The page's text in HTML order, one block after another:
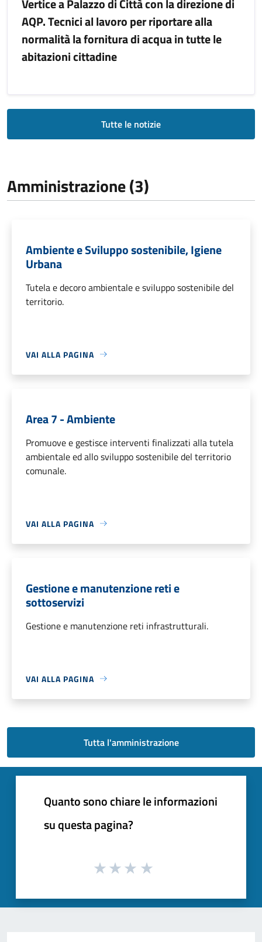
AQP. Tecnici al lavoro per riportare alla
normalità la fornitura di acqua in tutte le
abitazioni cittadine
Tutte le notizie
Amministrazione (3)
Ambiente e Sviluppo sostenibile, Igiene
Urbana
Tutela e decoro ambientale e sviluppo sostenibile del
territorio.
VAI ALLA PAGINA
Area 7 - Ambiente
Promuove e gestisce interventi finalizzati alla tutela
ambientale ed allo sviluppo sostenibile del territorio
comunale.
VAI ALLA PAGINA
Gestione e manutenzione reti e
sottoservizi
Gestione e manutenzione reti infrastrutturali.
VAI ALLA PAGINA
Tutta l'amministrazione
Quanto sono chiare le informazioni
su questa pagina?